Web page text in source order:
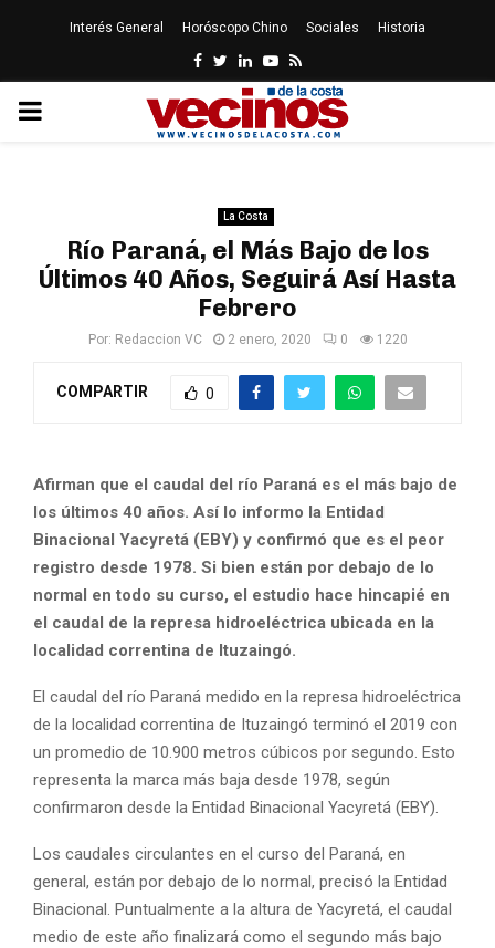
Interés General Horóscopo Chino Sociales Historia
Facebook
Twitter
LinkedinYoutube
Rss
PRIMARY
La Costa
Río Paraná, el Más Bajo de los
Últimos 40 Años, Seguirá Así Hasta
Febrero
Por: Redaccion VC 2 enero, 2020 0 1220
COMPARTIR 0
Afirman que el caudal del río Paraná es el más bajo de
los últimos 40 años. Así lo informo la Entidad
Binacional Yacyretá (EBY) y confirmó que es el peor
registro desde 1978. Si bien están por debajo de lo
normal en todo su curso, el estudio hace hincapié en
el caudal de la represa hidroeléctrica ubicada en la
localidad correntina de Ituzaingó.
El caudal del río Paraná medido en la represa hidroeléctrica
de la localidad correntina de Ituzaingó terminó el 2019 con
un promedio de 10.900 metros cúbicos por segundo. Esto
representa la marca más baja desde 1978, según
confirmaron desde la Entidad Binacional Yacyretá (EBY).
Los caudales circulantes en el curso del Paraná, en
general, están por debajo de lo normal, precisó la Entidad
Binacional. Puntualmente a la altura de Yacyretá, el caudal
medio de este año finalizará como el segundo más bajo